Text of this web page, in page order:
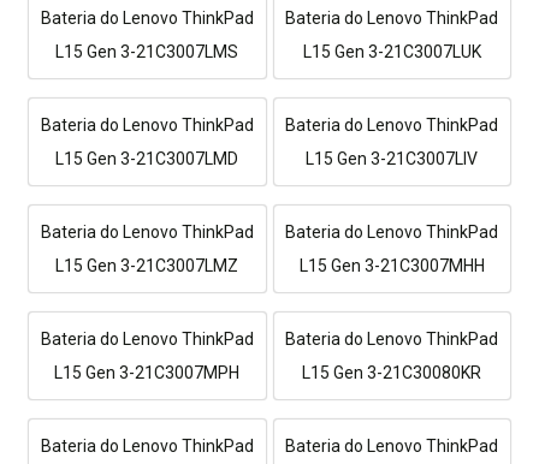
Bateria do Lenovo ThinkPad
L15 Gen 3-21C3007LMS
Bateria do Lenovo ThinkPad
L15 Gen 3-21C3007LUK
Bateria do Lenovo ThinkPad
L15 Gen 3-21C3007LMD
Bateria do Lenovo ThinkPad
L15 Gen 3-21C3007LIV
Bateria do Lenovo ThinkPad
L15 Gen 3-21C3007LMZ
Bateria do Lenovo ThinkPad
L15 Gen 3-21C3007MHH
Bateria do Lenovo ThinkPad
L15 Gen 3-21C3007MPH
Bateria do Lenovo ThinkPad
L15 Gen 3-21C30080KR
Bateria do Lenovo ThinkPad
Bateria do Lenovo ThinkPad